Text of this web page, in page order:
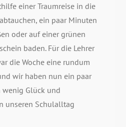
einer Traumreise in die
ein paar Minuten
oder auf einer grünen
baden. Für die Lehrer
die Woche eine rundum
wir haben nun ein paar
Glück und
unseren Schulalltag